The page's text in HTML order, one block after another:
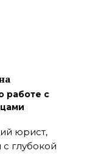
работе с
юрист,
глубокой